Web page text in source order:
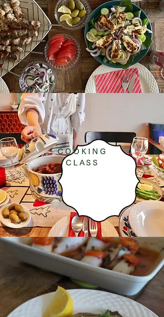
COOKING
CLASS